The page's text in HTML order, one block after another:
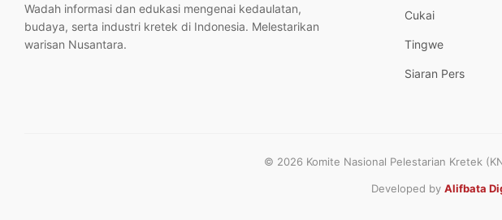
Wadah informasi dan edukasi mengenai kedaulatan,
budaya, serta industri kretek di Indonesia. Melestarikan
warisan Nusantara.
Cukai
Tingwe
Siaran Pers
© 2026 Komite Nasional Pelestarian Kretek
Developed by Alifbata